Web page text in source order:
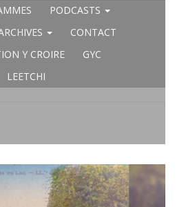
PODCASTS
CONTACT
Y CROIRE
GYC
LEETCHI